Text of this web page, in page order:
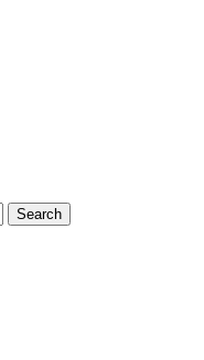
Search